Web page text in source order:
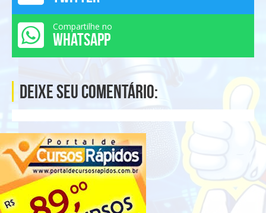
Compartilhe no
WHATSAPP
Deixe seu comentário: